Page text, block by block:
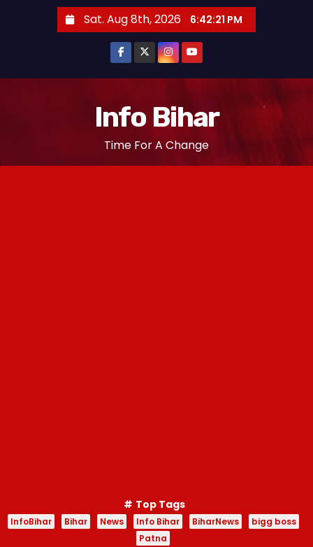
n
Sat. Aug 8th, 2026 6:42:21 PM
Info Bihar
Time For A Change
Top Tags
InfoBihar Bihar News Info Bihar BiharNews
bigg boss
Patna